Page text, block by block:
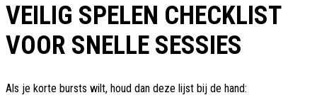
VEILIG SPELEN CHECKLIST
VOOR SNELLE SESSIES
Als je korte bursts wilt, houd dan deze lijst bij de hand: